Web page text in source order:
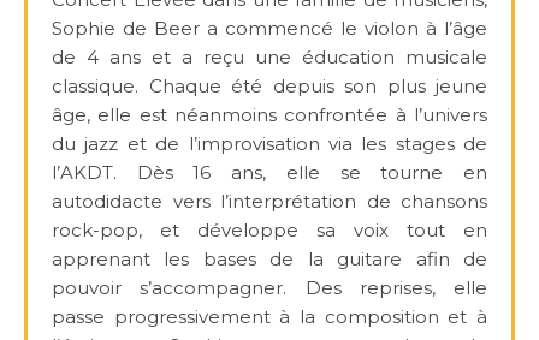
Sophie de Beer a commencé le violon à l’âge
de 4 ans et a reçu une éducation musicale
classique. Chaque été depuis son plus jeune
âge, elle est néanmoins confrontée à l’univers
du jazz et de l’improvisation via les stages de
l’AKDT. Dès 16 ans, elle se tourne en
autodidacte vers l’interprétation de chansons
rock-pop, et développe sa voix tout en
apprenant les bases de la guitare afin de
pouvoir s’accompagner. Des reprises, elle
passe progressivement à la composition et à